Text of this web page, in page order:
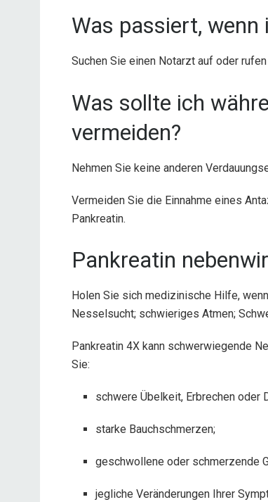
Was passiert, wenn
Suchen Sie einen Notarzt auf oder
Was sollte ich
vermeiden?
Nehmen Sie keine anderen
Vermeiden Sie die Einnahme eines
Pankreatin.
Pankreatin
Holen Sie sich medizinische Hilfe,
Nesselsucht; schwieriges Atmen;
Pankreatin 4X kann schwerwiegende
Sie:
schwere Übelkeit, Erbrechen oder
starke Bauchschmerzen;
geschwollene oder schmerzende
jegliche Veränderungen Ihrer